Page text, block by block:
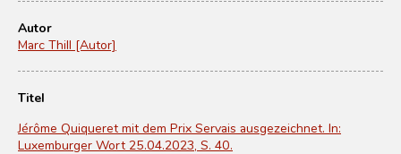
Autor
Marc Thill [Autor]
Titel
Jérôme Quiqueret mit dem Prix Servais ausgezeichnet. In:
Luxemburger Wort 25.04.2023, S. 40.